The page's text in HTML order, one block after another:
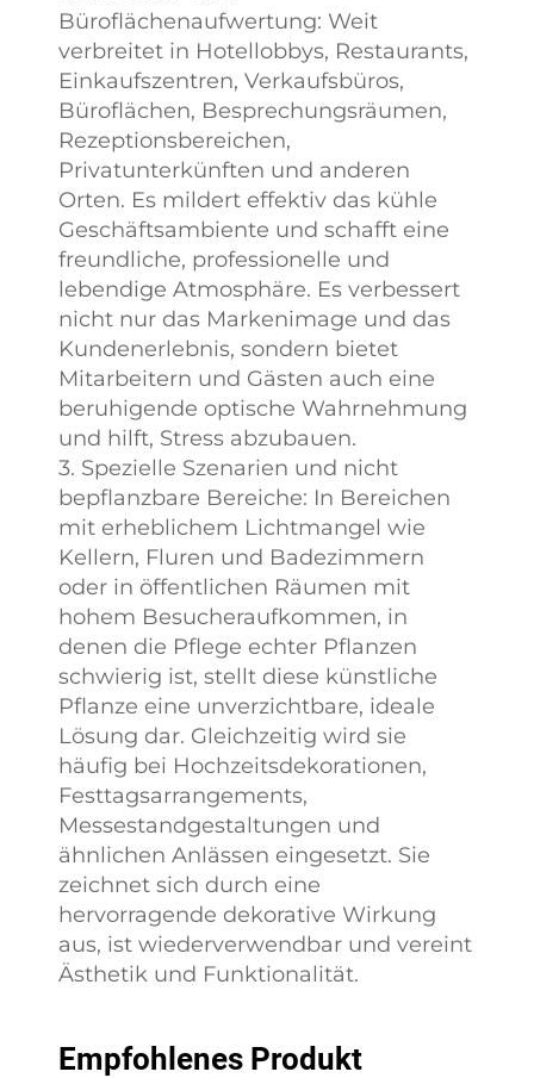
Büroflächenaufwertung: Weit
verbreitet in Hotellobbys, Restaurants,
Einkaufszentren, Verkaufsbüros,
Büroflächen, Besprechungsräumen,
Rezeptionsbereichen,
Privatunterkünften und anderen
Orten. Es mildert effektiv das kühle
Geschäftsambiente und schafft eine
freundliche, professionelle und
lebendige Atmosphäre. Es verbessert
nicht nur das Markenimage und das
Kundenerlebnis, sondern bietet
Mitarbeitern und Gästen auch eine
beruhigende optische Wahrnehmung
und hilft, Stress abzubauen.
3. Spezielle Szenarien und nicht
bepflanzbare Bereiche: In Bereichen
mit erheblichem Lichtmangel wie
Kellern, Fluren und Badezimmern
oder in öffentlichen Räumen mit
hohem Besucheraufkommen, in
denen die Pflege echter Pflanzen
schwierig ist, stellt diese künstliche
Pflanze eine unverzichtbare, ideale
Lösung dar. Gleichzeitig wird sie
häufig bei Hochzeitsdekorationen,
Festtagsarrangements,
Messestandgestaltungen und
ähnlichen Anlässen eingesetzt. Sie
zeichnet sich durch eine
hervorragende dekorative Wirkung
aus, ist wiederverwendbar und vereint
Ästhetik und Funktionalität.
Empfohlenes Produkt